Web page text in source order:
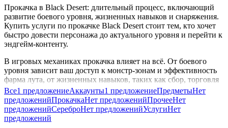
Прокачка в Black Desert: длительный процесс, включающий
развитие боевого уровня, жизненных навыков и снаряжения.
Купить услуги по прокачке Black Desert стоит тем, кто хочет
быстро довести персонажа до актуального уровня и перейти к
эндгейм-контенту.
В игровых механиках прокачка влияет на всё. От боевого
уровня зависит ваш доступ к монстр-зонам и эффективность
фарма лута, от жизненных навыков, таких как сбор, торговля
и обработка, зависят ваши доходы и возможности крафта.
Параллельно прокачка влияет на показатели в PvP, где
правильно развитая экипировка и навыки дают серьёзное
преимущество в осадах и лигах.
Все1 предложениеАккаунты1 предложениеПредметыНет
предложенийПрокачкаНет предложенийПрочееНет
предложенийСереброНет предложенийУслугиНет
предложений